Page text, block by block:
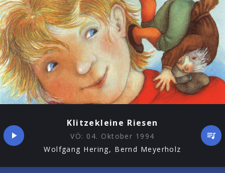
Klitzekleine Riesen
VÖ: 04. Oktober 1994
Wolfgang Hering, Bernd Meyerholz